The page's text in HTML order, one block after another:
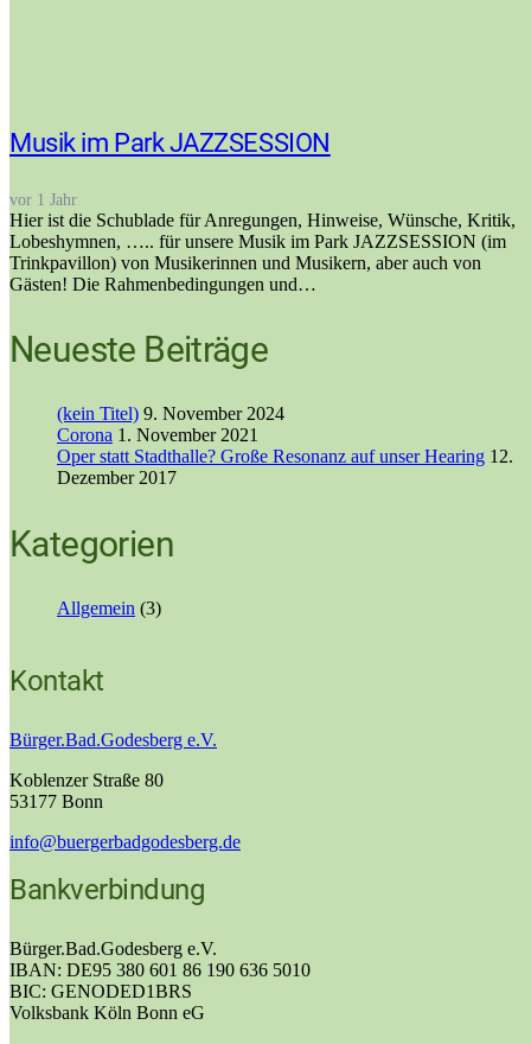
Musik im Park JAZZSESSION
vor 1 Jahr
Hier ist die Schublade für Anregungen, Hinweise, Wünsche, Kritik,
Lobeshymnen, ….. für unsere Musik im Park JAZZSESSION (im
Trinkpavillon) von Musikerinnen und Musikern, aber auch von
Gästen! Die Rahmenbedingungen und…
Neueste Beiträge
(kein Titel) 9. November 2024
Corona 1. November 2021
Oper statt Stadthalle? Große Resonanz auf unser Hearing 12.
Dezember 2017
Kategorien
Allgemein (3)
Kontakt
Bürger.Bad.Godesberg e.V.
Koblenzer Straße 80
53177 Bonn
info@buergerbadgodesberg.de
Bankverbindung
Bürger.Bad.Godesberg e.V.
IBAN: DE95 380 601 86 190 636 5010
BIC: GENODED1BRS
Volksbank Köln Bonn eG